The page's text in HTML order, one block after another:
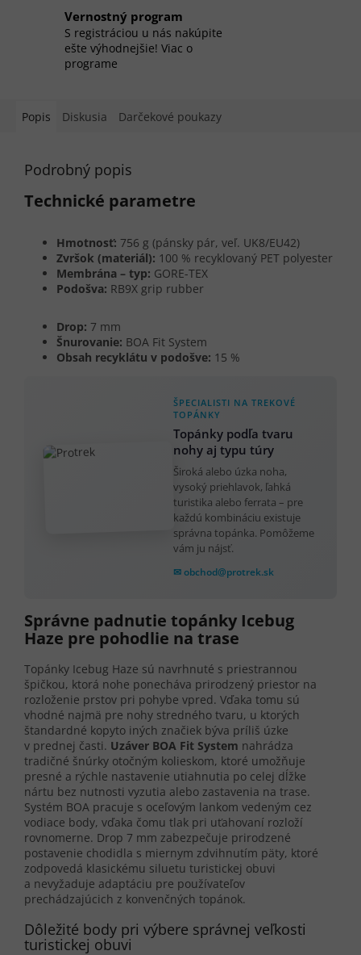
Vernostný program
S registráciou u nás nakúpite
ešte výhodnejšie! Viac o
programe
Popis Diskusia Darčekové poukazy
Podrobný popis
Technické parametre
Hmotnosť: 756 g (pánsky pár, veľ. UK8/EU42)
Zvršok (materiál): 100 % recyklovaný PET polyester
Membrána – typ: GORE-TEX
Podošva: RB9X grip rubber
Drop: 7 mm
Šnurovanie: BOA Fit System
Obsah recyklátu v podošve: 15 %
ŠPECIALISTI NA TREKOVÉ
TOPÁNKY
Topánky podľa tvaru
nohy aj typu túry
Široká alebo úzka noha,
vysoký priehlavok, ľahká
turistika alebo ferrata – pre
každú kombináciu existuje
správna topánka. Pomôžeme
vám ju nájsť.
✉ obchod@protrek.sk
Správne padnutie topánky Icebug
Haze pre pohodlie na trase
Topánky Icebug Haze sú navrhnuté s priestrannou
špičkou, ktorá nohe ponecháva prirodzený priestor na
rozloženie prstov pri pohybe vpred. Vďaka tomu sú
vhodné najmä pre nohy stredného tvaru, u ktorých
štandardné kopyto iných značiek býva príliš úzke
v prednej časti. Uzáver BOA Fit System nahrádza
tradičné šnúrky otočným kolieskom, ktoré umožňuje
presné a rýchle nastavenie utiahnutia po celej dĺžke
nártu bez nutnosti vyzutia alebo zastavenia na trase.
Systém BOA pracuje s oceľovým lankom vedeným cez
vodiace body, vďaka čomu tlak pri uťahovaní rozloží
rovnomerne. Drop 7 mm zabezpečuje prirodzené
postavenie chodidla s miernym zdvihnutím päty, ktoré
zodpovedá klasickému siluetu turistickej obuvi
a nevyžaduje adaptáciu pre používateľov
prechádzajúcich z konvenčných topánok.
Dôležité body pri výbere správnej veľkosti
turistickej obuvi